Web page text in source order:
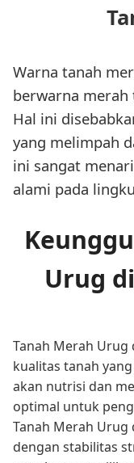
Warna tanah
berwarna merah
Hal ini
yang melimpah
ini sangat
alami pada
Urug
Tanah Merah Urug
kualitas tanah
akan nutrisi dan
optimal untuk
Tanah Merah Urug
dengan stabilitas